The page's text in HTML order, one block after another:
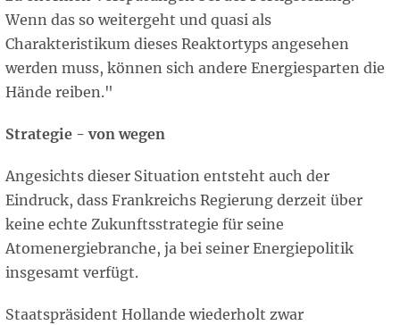
Wenn das so weitergeht und quasi als
Charakteristikum dieses Reaktortyps angesehen
werden muss, können sich andere Energiesparten die
Hände reiben."
Strategie - von wegen
Angesichts dieser Situation entsteht auch der
Eindruck, dass Frankreichs Regierung derzeit über
keine echte Zukunftsstrategie für seine
Atomenergiebranche, ja bei seiner Energiepolitik
insgesamt verfügt.
Staatspräsident Hollande wiederholt zwar